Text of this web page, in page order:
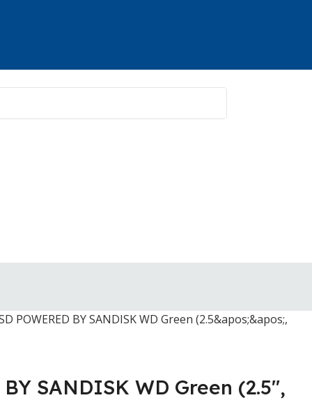
POWERED BY SANDISK WD Green (2.5&apos;&apos;,
BY SANDISK WD Green (2.5'',